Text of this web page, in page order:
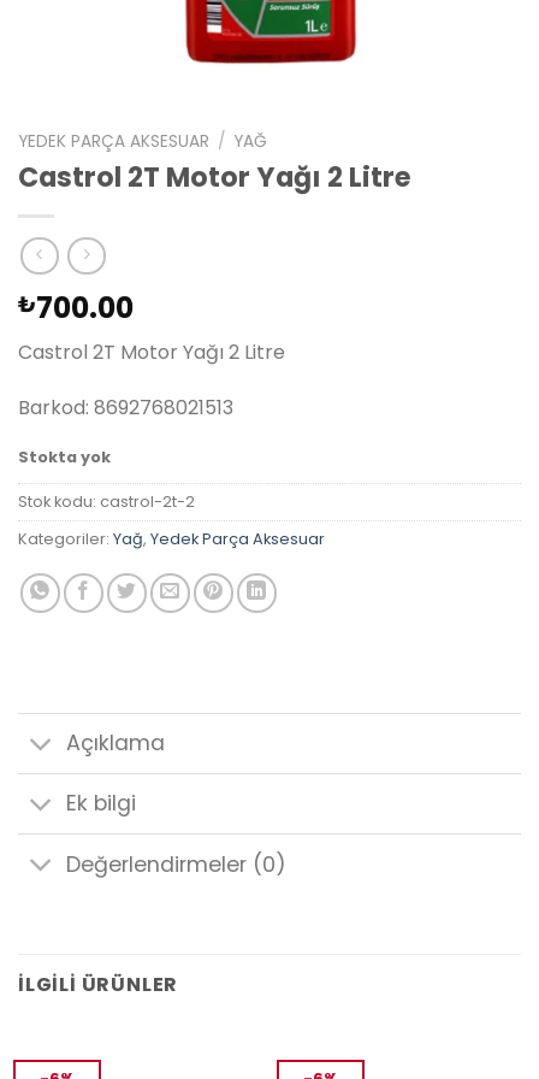
YEDEK PARÇA AKSESUAR / YAĞ
Castrol 2T Motor Yağı 2 Litre
₺700.00
Castrol 2T Motor Yağı 2 Litre
Barkod: 8692768021513
Stokta yok
Stok kodu: castrol-2t-2
Kategoriler: Yağ, Yedek Parça Aksesuar
Açıklama
Ek bilgi
Değerlendirmeler (0)
İLGILI ÜRÜNLER